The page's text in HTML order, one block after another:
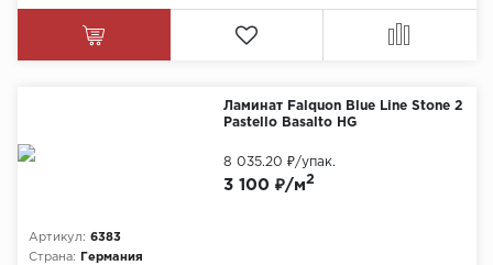
Ламинат Falquon Blue Line Stone 2
Pastello Basalto HG
Артикул: 6383
Страна:
Германия
3 100 ₽/м2
8 035.20 ₽/упак.